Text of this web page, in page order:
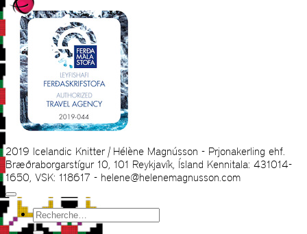
2019 Icelandic Knitter | Hélène Magnússon - Prjonakerling ehf.
Bræðraborgarstígur 10, 101 Reykjavík, Ísland Kennitala: 431014-
1650, VSK: 118617 - helene@helenemagnusson.com
Recherche
pour :